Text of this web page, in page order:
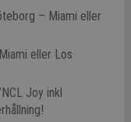
– Miami eller
eller Los
Joy inkl